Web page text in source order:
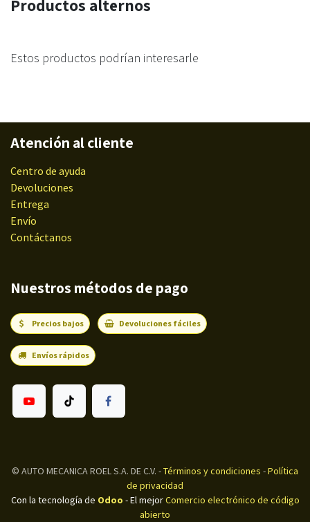
Productos alternos
Estos productos podrían interesarle
Atención al cliente
Centro de ayuda
Devoluciones
Entrega
Envío
Contáctanos
Nuestros métodos de pago
Precios bajos Devoluciones fáciles
Envíos rápidos
© AUTO MECANICA ROEL S.A. DE C.V. -Términos y condiciones -Política
de privacidad
Con la tecnología de Odoo - El mejorComercio electrónico de código
abierto